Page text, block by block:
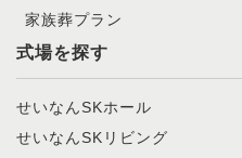
家族葬プラン
式場を探す
せいなんSKホール
せいなんSKリビング